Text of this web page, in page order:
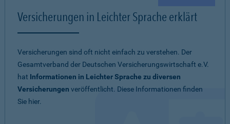
Versicherungen in Leichter Sprache erklärt
Versicherungen sind oft nicht einfach zu verstehen. Der
Gesamtverband der Deutschen Versicherungswirtschaft e.V.
hat Informationen in Leichter Sprache zu diversen
Versicherungen veröffentlicht. Diese Informationen finden
Sie hier.